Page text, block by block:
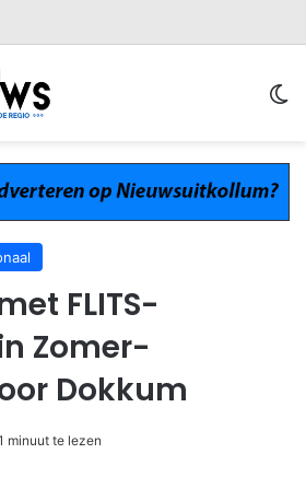
FLITS-
Zomer-
Dokkum
minuut te lezen